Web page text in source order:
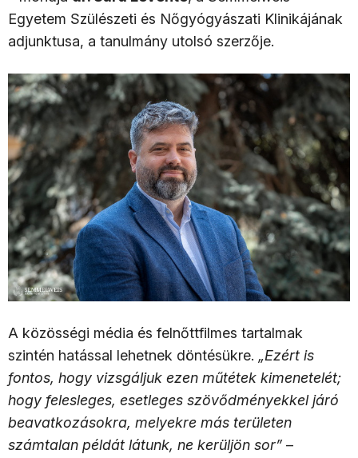
Egyetem Szülészeti és Nőgyógyászati Klinikájának
adjunktusa, a tanulmány utolsó szerzője.
A közösségi média és felnőttfilmes tartalmak
szintén hatással lehetnek döntésükre. „Ezért is
fontos, hogy vizsgáljuk ezen műtétek kimenetelét;
hogy felesleges, esetleges szövődményekkel járó
beavatkozásokra, melyekre más területen
számtalan példát látunk, ne kerüljön sor” –